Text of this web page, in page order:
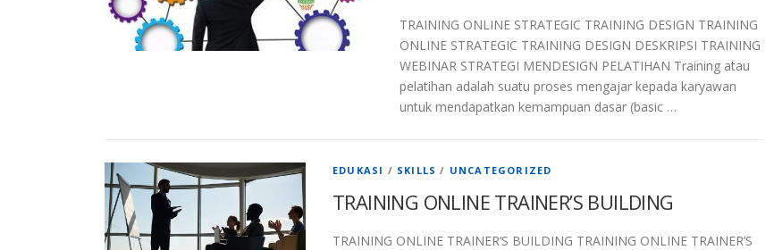
TRAINING ONLINE STRATEGIC TRAINING DESIGN TRAINING
ONLINE STRATEGIC TRAINING DESIGN DESKRIPSI TRAINING
WEBINAR STRATEGI MENDESIGN PELATIHAN Training atau
pelatihan adalah suatu proses mengajar kepada karyawan
untuk mendapatkan kemampuan dasar (basic …
EDUKASI / SKILLS / UNCATEGORIZED
TRAINING ONLINE TRAINER’S BUILDING
TRAINING ONLINE TRAINER’S BUILDING TRAINING ONLINE TRAINER’S